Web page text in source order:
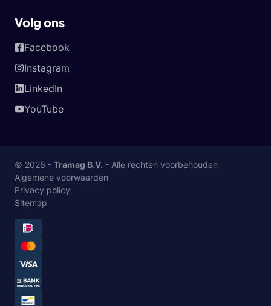
Volg ons
Facebook
Instagram
LinkedIn
YouTube
© 2026 - Tramag B.V. - Alle rechten voorbehouden
Algemene voorwaarden
Privacy policy
Sitemap